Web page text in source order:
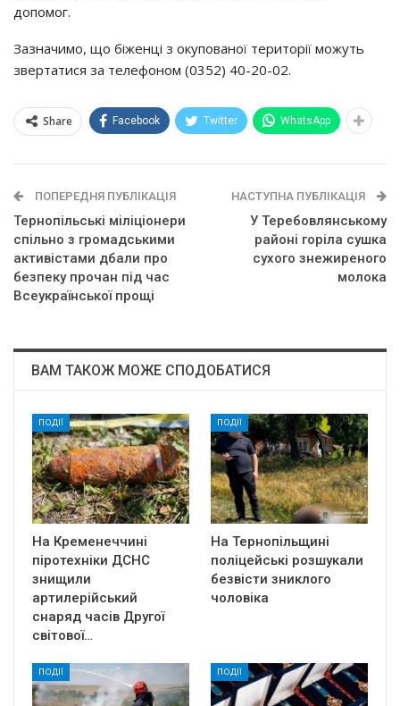
допомог.
Зазначимо, що біженці з окупованої території можуть
звертатися за телефоном (0352) 40-20-02.
Share Facebook Twitter WhatsApp
ПОПЕРЕДНЯ ПУБЛІКАЦІЯ
Тернопільські міліціонери
спільно з громадськими
активістами дбали про
безпеку прочан під час
Всеукраїнської прощі
НАСТУПНА ПУБЛІКАЦІЯ
У Теребовлянському
районі горіла сушка
сухого знежиреного
молока
ВАМ ТАКОЖ МОЖЕ СПОДОБАТИСЯ
ПОДІЇ
На Кременеччині
піротехніки ДСНС
знищили
артилерійський
снаряд часів Другої
світової…
ПОДІЇ
На Тернопільщині
поліцейські розшукали
безвісти зниклого
чоловіка
ПОДІЇ ПОДІЇ